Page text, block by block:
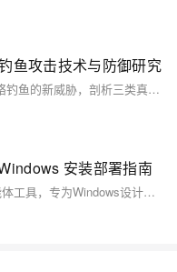
鱼攻击技术与防御研究
本文聚焦Vercel等免费云平台被滥用于网络钓鱼的新威胁，剖析三类真实攻击集群的技术链路，揭示其“AI建站+Serverless回传+Telegram窃密”的标准化模式。指出传统黑名单、静态检测失效，提出动态行为检测、加密流量解析、子域名风险研判等闭环防御方案，兼顾技术落地与人员意识提升。（239字）
安装部署指南
OpenClaw 2.7.9 是一款本地运行的AI智能体工具，专为Windows设计。支持离线使用、数据隐私安全，提供一键式安装与图形化界面，无需编程基础。可自动执行文件处理、网页操作、软件控制等办公任务，大幅提升效率。（239字）